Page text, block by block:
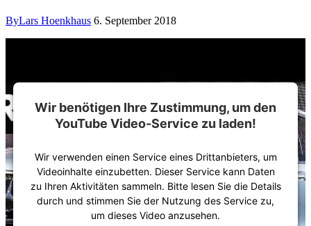
ByLars Hoenkhaus 6. September 2018
Wir benötigen Ihre Zustimmung, um den
YouTube Video-Service zu laden!
Wir verwenden einen Service eines Drittanbieters, um
Videoinhalte einzubetten. Dieser Service kann Daten
zu Ihren Aktivitäten sammeln. Bitte lesen Sie die Details
durch und stimmen Sie der Nutzung des Service zu,
um dieses Video anzusehen.